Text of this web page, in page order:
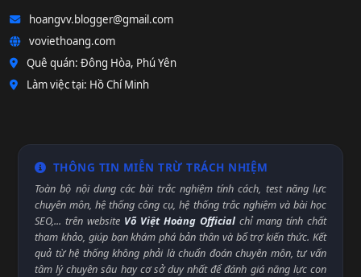
hoangvv.blogger@gmail.com
voviethoang.com
Quê quán: Đông Hòa, Phú Yên
Làm việc tại: Hồ Chí Minh
THÔNG TIN MIỄN TRỪ TRÁCH NHIỆM
Toàn bộ nội dung các bài trắc nghiệm tính cách, test năng lực
chuyên môn, hệ thống công cụ, hệ thống trắc nghiệm và bài học
SEO,... trên website Võ Việt Hoàng Official chỉ mang tính chất
tham khảo, giúp bạn khám phá bản thân và bổ trợ kiến thức. Kết
quả từ hệ thống không phải là chuẩn đoán chuyên môn, tư vấn
tâm lý chuyên sâu hay cơ sở duy nhất để đánh giá năng lực con